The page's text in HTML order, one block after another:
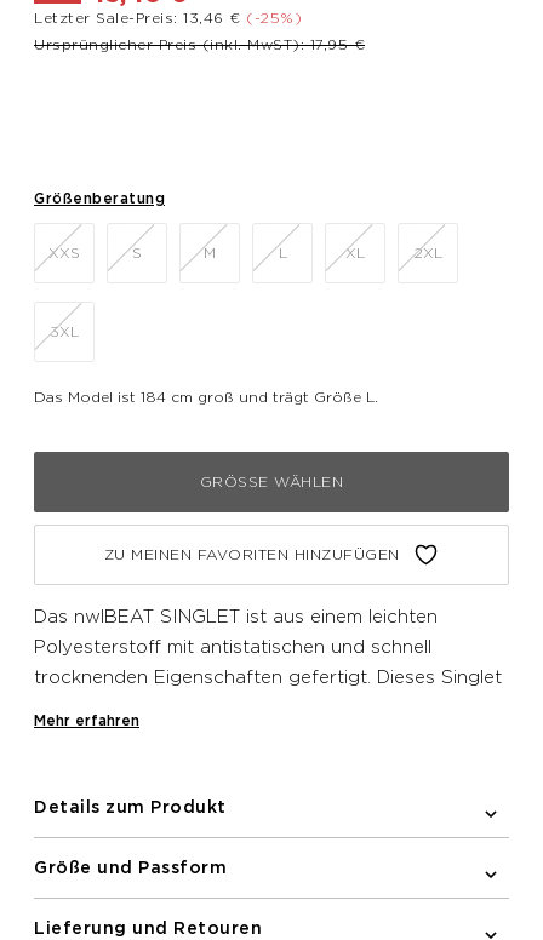
Letzter Sale-Preis: 13,46 € (-25%)
Ursprünglicher Preis (inkl. MwST): 17,95 €
Größenberatung
XXS S M L XL 2XL
3XL
Das Model ist 184 cm groß und trägt Größe L.
GRÖSSE WÄHLEN
ZU MEINEN FAVORITEN HINZUFÜGEN
Das nwlBEAT SINGLET ist aus einem leichten
Polyesterstoff mit antistatischen und schnell
trocknenden Eigenschaften gefertigt. Dieses Singlet
rundet den Look ab.
Mehr erfahren
Details zum Produkt
Größe und Passform
Lieferung und Retouren